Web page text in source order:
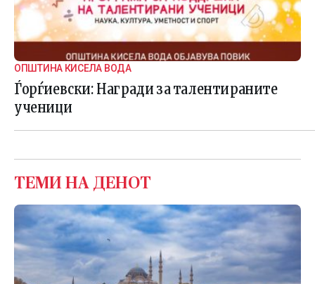
ОПШТИНА КИСЕЛА ВОДА
Ѓорѓиевски: Награди за талентираните
ученици
ТЕМИ НА ДЕНОТ